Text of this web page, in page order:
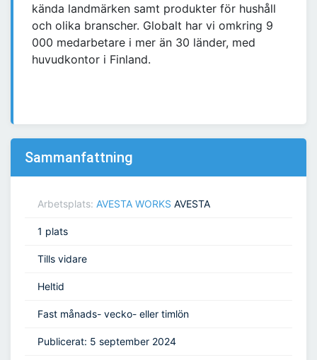
kända landmärken samt produkter för hushåll
och olika branscher. Globalt har vi omkring 9
000 medarbetare i mer än 30 länder, med
huvudkontor i Finland.
Sammanfattning
Arbetsplats: AVESTA WORKS AVESTA
1 plats
Tills vidare
Heltid
Fast månads- vecko- eller timlön
Publicerat: 5 september 2024